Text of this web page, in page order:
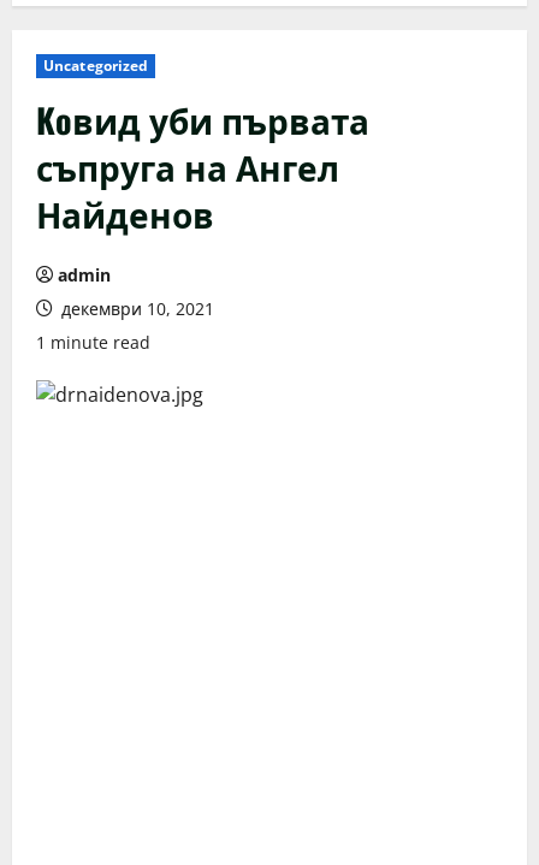
Uncategorized
Koвид уби първата
съпруга на Ангел
Найденов
admin
декември 10, 2021
1 minute read